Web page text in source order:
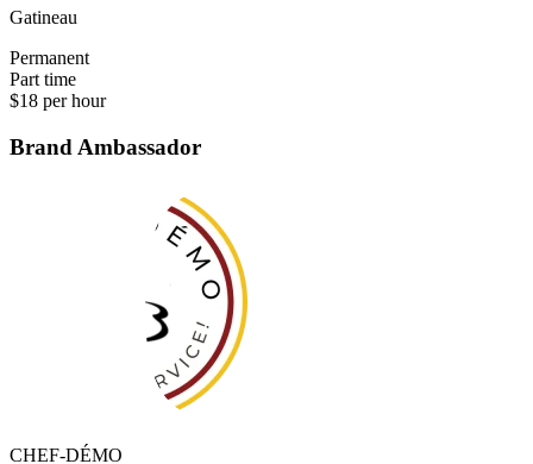
Gatineau
Permanent
Part time
$18 per hour
Brand Ambassador
CHEF-DÉMO